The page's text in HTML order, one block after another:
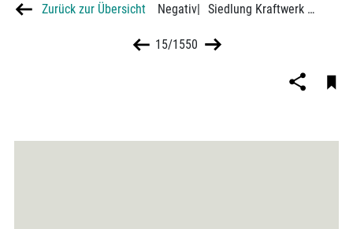
Zurück zur Übersicht Negativ| Siedlung Kraftwerk Mengede in Dortmund-Bodelschwingh, 1. Bauabschnitt, Zeichnungen und Risse
15/1550